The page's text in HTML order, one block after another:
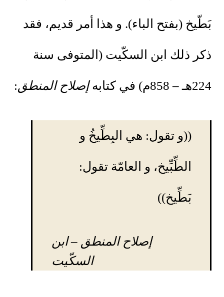
بَطّيخ (بفتح الباء). و هذا أمر قديم، فقد
ذكر ذلك ابن السكّيت (المتوفى سنة
224هـ – 858م) في كتابه إصلاح المنطق:
((و تقول: هي البِطِّيخُ و
الطِّبِّيخ، و العامّة تقول:
بَطِّيخ))
إصلاح المنطق – ابن
السكّيت